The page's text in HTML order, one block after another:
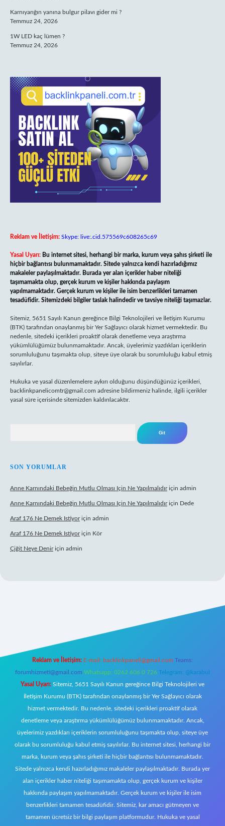
Karnıyarığın yanına bulgur pilavı gider mi ?
Temmuz 24, 2026
1W LED kaç lümen ?
Temmuz 24, 2026
Reklam ve İletişim: Skype: live:.cid.575569c608265c69
Yasal Uyarı: Bu internet sitesi, herhangi bir marka, kurum veya şahıs şirketi ile
hiçbir bağlantısı bulunmamaktadır. Sitede yalnızca kendi hazırladığımız
makaleler paylaşılmaktadır. Burada yer alan içerikler haber niteliği
taşımamakta olup, gerçek kurum ve kişiler hakkında paylaşım
yapılmamaktadır. Gerçek kurum ve kişiler ile isim benzerlikleri tamamen
tesadüfidir. Sitemizdeki bilgiler taslak halindedir ve tavsiye niteliği taşımazlar.
Sitemiz, 5651 Sayılı Kanun gereğince Bilgi Teknolojileri ve İletişim Kurumu
(BTK) tarafından onaylanmış bir Yer Sağlayıcı olarak hizmet vermektedir. Bu
nedenle, sitedeki içerikleri proaktif olarak denetleme veya araştırma
yükümlülüğümüz bulunmamaktadır. Ancak, üyelerimiz yazdıkları içeriklerin
sorumluluğunu taşımakta olup, siteye üye olarak bu sorumluluğu kabul etmiş
sayılırlar.
Hukuka ve yasal düzenlemelere aykırı olduğunu düşündüğünüz içerikleri,
backlinkpanelicomtr@gmail.com adresine bildirmeniz halinde, ilgili içerikler
yasal süre içerisinde sitemizden kaldırılacaktır.
SON YORUMLAR
Anne Karnındaki Bebeğin Mutlu Olması Için Ne Yapılmalıdıriçin admin
Anne Karnındaki Bebeğin Mutlu Olması Için Ne Yapılmalıdıriçin Dede
Araf 176 Ne Demek Istiyoriçin admin
Araf 176 Ne Demek Istiyoriçin Kör
Çiğit Neye Deniriçin admin
Reklam ve İletişim: E-mail: backlinkpaneli@gmail.com Teams:
forumhizmeti@gmail.com Whatsapp: 0262 606 0 726 Telegram: @karabul
Yasal Uyarı: Sitemiz, 5651 Sayılı Kanun gereğince Bilgi Teknolojileri ve
İletişim Kurumu (BTK) tarafından onaylanmış bir Yer Sağlayıcı olarak
hizmet vermektedir. Bu nedenle, sitedeki içerikleri proaktif olarak
denetleme veya araştırma yükümlülüğümüz bulunmamaktadır. Ancak,
üyelerimiz yazdıkları içeriklerin sorumluluğunu taşımakta olup, siteye üye
olarak bu sorumluluğu kabul etmiş sayılırlar. Bu internet sitesi, herhangi bir
marka, kurum veya şahıs şirketi ile hiçbir bağlantısı bulunmamaktadır.
Sitede yalnızca kendi hazırladığımız makaleler paylaşılmaktadır. Burada yer
alan içerikler haber niteliği taşımamakta olup, gerçek kurum ve kişiler
hakkında paylaşım yapılmamaktadır. Gerçek kurum ve kişiler ile isim
benzerlikleri tamamen tesadüfidir. Sitemiz, kar amacı gütmeyen ve
tamamen ücretsiz bir bilgi paylaşım platformudur. Hukuka ve yasal